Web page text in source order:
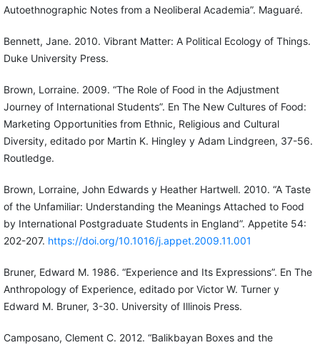
Autoethnographic Notes from a Neoliberal Academia”. Maguaré.
Bennett, Jane. 2010. Vibrant Matter: A Political Ecology of Things.
Duke University Press.
Brown, Lorraine. 2009. “The Role of Food in the Adjustment
Journey of International Students”. En The New Cultures of Food:
Marketing Opportunities from Ethnic, Religious and Cultural
Diversity, editado por Martin K. Hingley y Adam Lindgreen, 37-56.
Routledge.
Brown, Lorraine, John Edwards y Heather Hartwell. 2010. “A Taste
of the Unfamiliar: Understanding the Meanings Attached to Food
by International Postgraduate Students in England”. Appetite 54:
202-207. https://doi.org/10.1016/j.appet.2009.11.001
Bruner, Edward M. 1986. “Experience and Its Expressions”. En The
Anthropology of Experience, editado por Victor W. Turner y
Edward M. Bruner, 3-30. University of Illinois Press.
Camposano, Clement C. 2012. “Balikbayan Boxes and the